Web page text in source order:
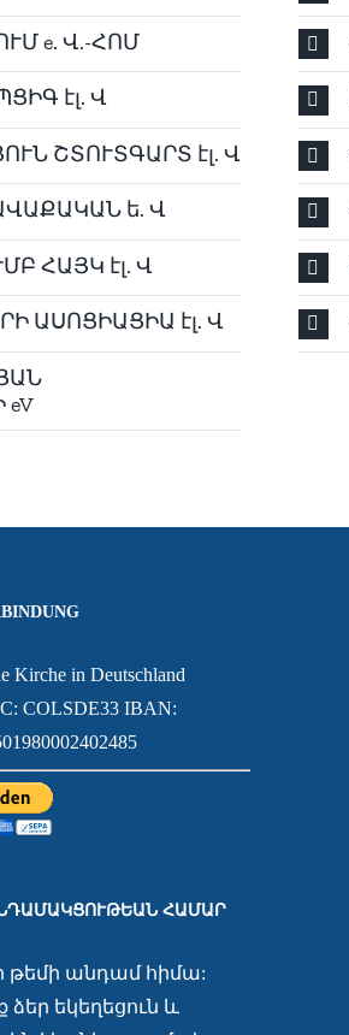
e. Վ.-ՀՈՄ
էլ. Վ
ՇՏՈՒՏԳԱՐՏ էլ. Վ
ե. Վ
ՀԱՅԿ էլ. Վ
ԱՍՈՑԻԱՑԻԱ էլ. Վ
Kirche in Deutschland
COLSDE33 IBAN:
ՀԱՄԱՐ
թեմի անդամ հիմա:
ձեր եկեղեցուն և